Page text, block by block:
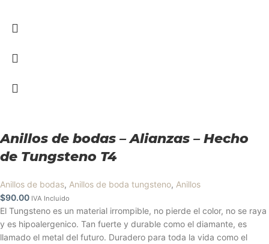
Anillos de bodas – Alianzas – Hecho
de Tungsteno T4
Anillos de bodas, Anillos de boda tungsteno, Anillos
$90.00 IVA Incluido
El Tungsteno es un material irrompible, no pierde el color, no se raya
y es hipoalergenico. Tan fuerte y durable como el diamante, es
llamado el metal del futuro. Duradero para toda la vida como el